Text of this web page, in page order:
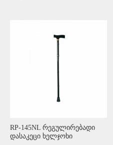
RP-145NL რეგულირებადი
დასაკეცი ხელჯოხი